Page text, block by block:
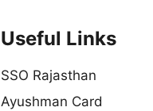
Useful Links
SSO Rajasthan
Ayushman Card